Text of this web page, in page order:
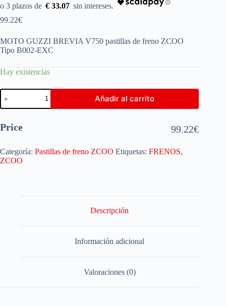
€ 33.07
99.22€
MOTO GUZZI BREVIA V750 pastillas de freno ZCOO
Tipo B002-EXC
Hay existencias
Añadir al carrito
Price 99.22€
Categoría: Pastillas de freno ZCOO Etiquetas: FRENOS,
ZCOO
Descripción
Información adicional
Valoraciones (0)